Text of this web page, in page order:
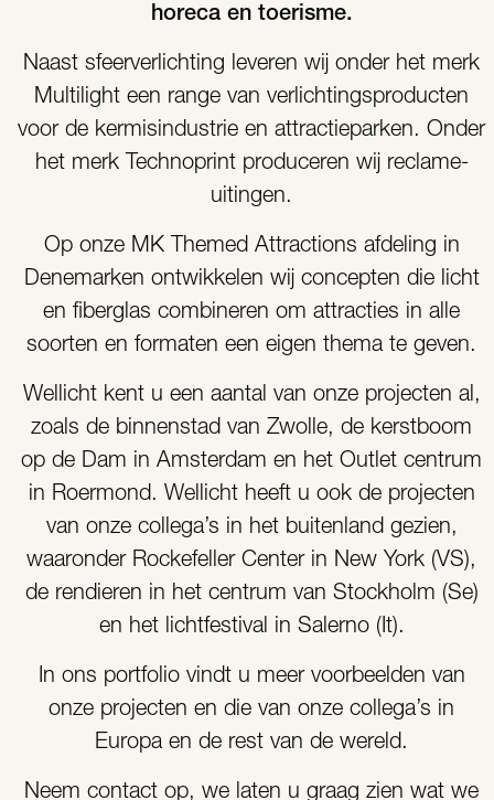
horeca en toerisme.
Naast sfeerverlichting leveren wij onder het merk
Multilight een range van verlichtingsproducten
voor de kermisindustrie en attractieparken. Onder
het merk Technoprint produceren wij reclame-
uitingen.
Op onze MK Themed Attractions afdeling in
Denemarken ontwikkelen wij concepten die licht
en fiberglas combineren om attracties in alle
soorten en formaten een eigen thema te geven.
Wellicht kent u een aantal van onze projecten al,
zoals de binnenstad van Zwolle, de kerstboom
op de Dam in Amsterdam en het Outlet centrum
in Roermond. Wellicht heeft u ook de projecten
van onze collega’s in het buitenland gezien,
waaronder Rockefeller Center in New York (VS),
de rendieren in het centrum van Stockholm (Se)
en het lichtfestival in Salerno (It).
In ons portfolio vindt u meer voorbeelden van
onze projecten en die van onze collega’s in
Europa en de rest van de wereld.
Neem contact op, we laten u graag zien wat we